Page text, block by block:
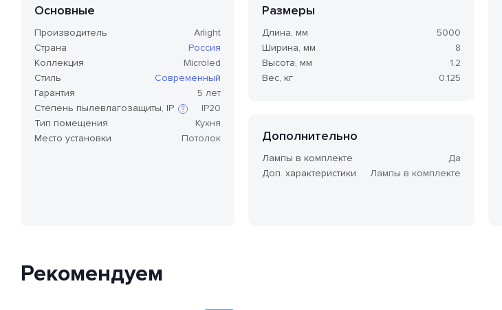
Основные
Производитель
Arlight
Страна
Россия
Коллекция
Microled
Стиль
Современный
Гарантия
5 лет
Степень пылевлагозащиты, IP
доступа к незащищенным
частям девайса.
IP20
Тип помещения
Кухня
Место установки
Потолок
Размеры
Длина, мм
5000
Ширина, мм
8
Высота, мм
1.2
Вес, кг
0.125
Дополнительно
Лампы в комплекте
Да
Доп. характеристики
Лампы в комплекте
Рекомендуем